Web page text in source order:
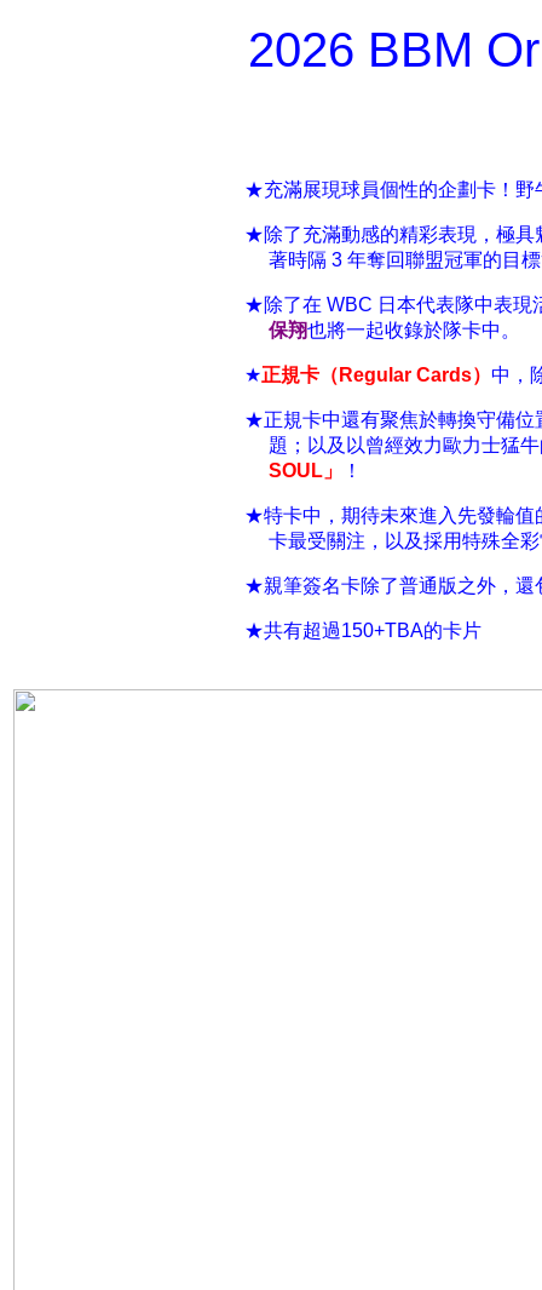
2026 BBM
★充滿展現球員個性的企劃卡！野
★除了充滿動感的精彩表現，極具
著時隔 3 年奪回聯盟冠軍的目
★除了在 WBC 日本代表隊中表現
保翔也將一起收錄於隊卡中。
★正規卡（Regular Cards） 中，
★正規卡中還有聚焦於轉換守備位
題；以及以曾經效力歐力士猛
SOUL」
！
★特卡中，期待未來進入先發輪
卡最受關注，以及採用特殊全
★親筆簽名卡除了普通版之外，還
★共有超過150+TBA的卡片